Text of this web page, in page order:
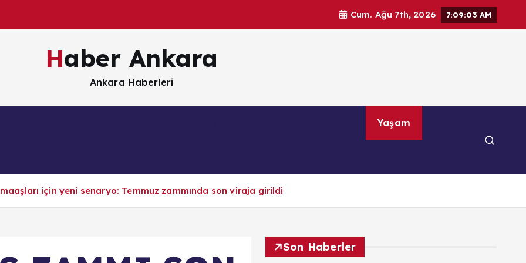
Cum. Ağu 7th, 2026 7:09:04 AM
Haber Ankara
Ankara Haberleri
Yaşam
için yeni senaryo: Temmuz zammında son viraja girildi
Son Haberler